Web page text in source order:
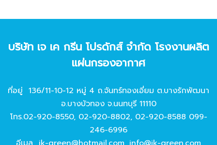
บริษัท เจ เค กรีน โปรดักส์ จํากัด โรงงานผลิต
แผ่นกรองอากาศ
ที่อยู่ 136/11-10-12 หมู่ 4 ถ.จันทร์ทองเอี่ยม ต.บางรักพัฒนา
อ.บางบัวทอง จ.นนทบุรี 11110
โทร.02-920-8550, 02-920-8802, 02-920-8588 099-
246-6996